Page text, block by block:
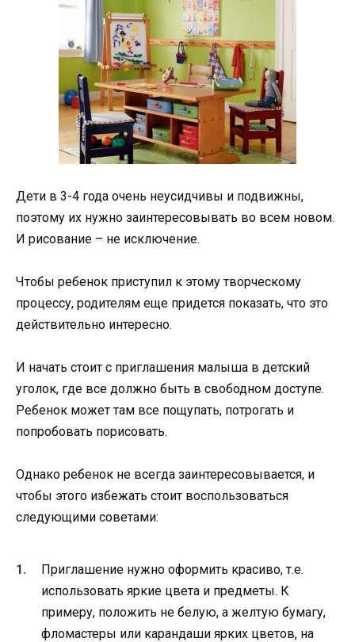
Дети в 3-4 года очень неусидчивы и подвижны,
поэтому их нужно заинтересовывать во всем новом.
И рисование – не исключение.
Чтобы ребенок приступил к этому творческому
процессу, родителям еще придется показать, что это
действительно интересно.
И начать стоит с приглашения малыша в детский
уголок, где все должно быть в свободном доступе.
Ребенок может там все пощупать, потрогать и
попробовать порисовать.
Однако ребенок не всегда заинтересовывается, и
чтобы этого избежать стоит воспользоваться
следующими советами:
Приглашение нужно оформить красиво, т.е.
использовать яркие цвета и предметы. К
примеру, положить не белую, а желтую бумагу,
фломастеры или карандаши ярких цветов, на